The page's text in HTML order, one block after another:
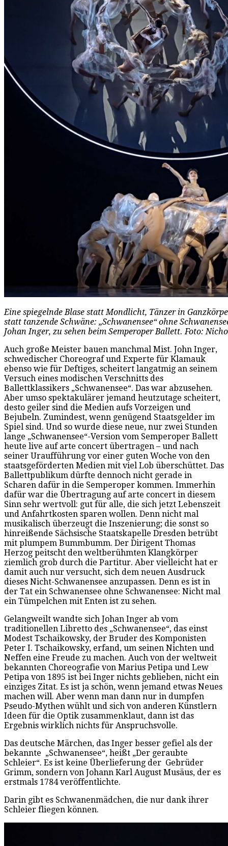
Eine spiegelnde Blase statt Mondlicht, Tänzer in
statt tanzende Schwäne: „Schwanensee“ ohne
Johan Inger, zu sehen beim Semperoper Ballett. Foto:
Auch große Meister bauen manchmal Mist. John Inger,
schwedischer Choreograf und Experte für Klamauk
ebenso wie für Deftiges, scheitert langatmig an seinem
Versuch eines modischen Verschnitts des
Ballettklassikers „Schwanensee“. Das war abzusehen.
Aber umso spektakulärer jemand heutzutage scheitert,
desto geiler sind die Medien aufs Vorzeigen und
Bejubeln. Zumindest, wenn genügend Staatsgelder im
Spiel sind. Und so wurde diese neue, nur zwei Stunden
lange „Schwanensee“-Version vom Semperoper Ballett
heute live auf arte concert übertragen – und nach
seiner Uraufführung vor einer guten Woche von den
staatsgeförderten Medien mit viel Lob überschüttet. Das
Ballettpublikum dürfte dennoch nicht gerade in
Scharen dafür in die Semperoper kommen. Immerhin
dafür war die Übertragung auf arte concert in diesem
Sinn sehr wertvoll: gut für alle, die sich jetzt Lebenszeit
und Anfahrtkosten sparen wollen. Denn nicht mal
musikalisch überzeugt die Inszenierung; die sonst so
hinreißende Sächsische Staatskapelle Dresden betrübt
mit plumpem Bummbumm. Der Dirigent Thomas
Herzog peitscht den weltberühmten Klangkörper
ziemlich grob durch die Partitur. Aber vielleicht hat er
damit auch nur versucht, sich dem neuen Ausdruck
dieses Nicht-Schwanensee anzupassen. Denn es ist in
der Tat ein Schwanensee ohne Schwanensee: Nicht mal
ein Tümpelchen mit Enten ist zu sehen.
Gelangweilt wandte sich Johan Inger ab vom
traditionellen Libretto des „Schwanensee“, das einst
Modest Tschaikowsky, der Bruder des Komponisten
Peter I. Tschaikowsky, erfand, um seinen Nichten und
Neffen eine Freude zu machen. Auch von der weltweit
bekannten Choreografie von Marius Petipa und Lew
Petipa von 1895 ist bei Inger nichts geblieben, nicht ein
einziges Zitat. Es ist ja schön, wenn jemand etwas Neues
machen will. Aber wenn man dann nur in dumpfen
Pseudo-Mythen wühlt und sich von anderen Künstlern
Ideen für die Optik zusammenklaut, dann ist das
Ergebnis wirklich nichts für Anspruchsvolle.
Das deutsche Märchen, das Inger besser gefiel als der
bekannte „Schwanensee“, heißt „Der geraubte
Schleier“. Es ist keine Überlieferung der Gebrüder
Grimm, sondern von Johann Karl August Musäus, der es
erstmals 1784 veröffentlichte.
Darin gibt es Schwanenmädchen, die nur dank ihrer
Schleier fliegen können.